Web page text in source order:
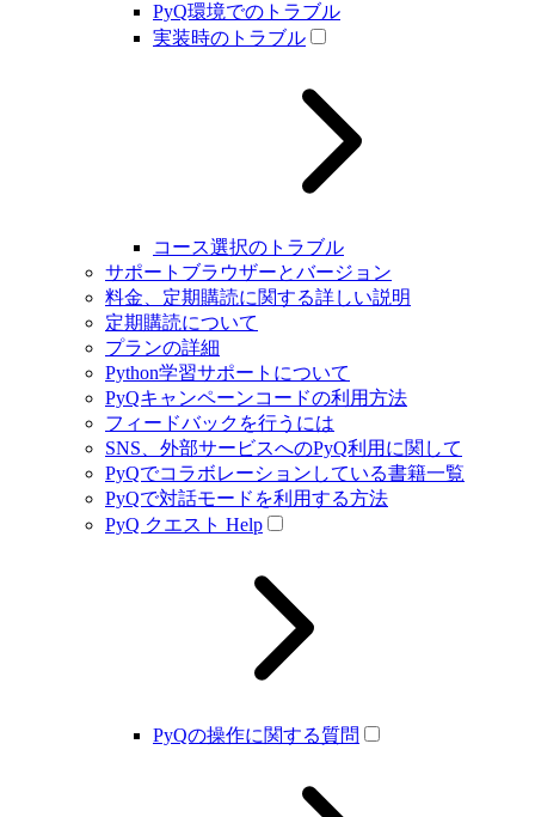
PyQ環境でのトラブル
実装時のトラブル
コース選択のトラブル
サポートブラウザーとバージョン
料金、定期購読に関する詳しい説明
定期購読について
プランの詳細
Python学習サポートについて
PyQキャンペーンコードの利用方法
フィードバックを行うには
SNS、外部サービスへのPyQ利用に関して
PyQでコラボレーションしている書籍一覧
PyQで対話モードを利用する方法
PyQ クエスト Help
PyQの操作に関する質問